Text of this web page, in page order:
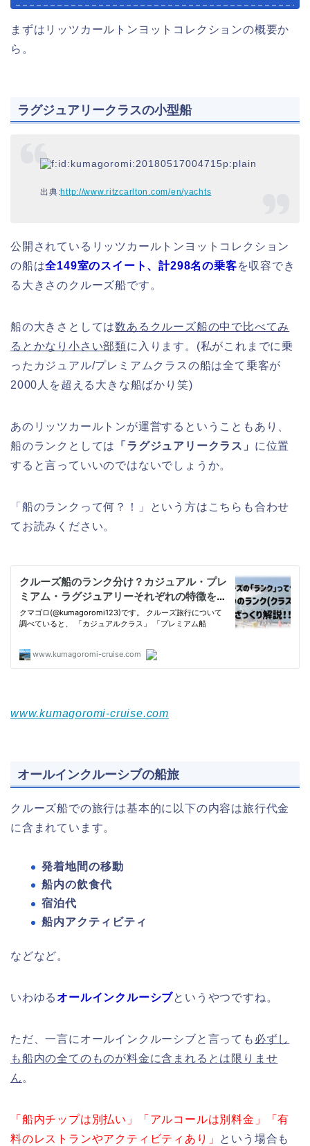
まずはリッツカールトンヨットコレクションの概要か
ら。
ラグジュアリークラスの小型船
出典:http://www.ritzcarlton.com/en/yachts
公開されているリッツカールトンヨットコレクション
の船は全149室のスイート、計298名の乗客を収容でき
る大きさのクルーズ船です。
船の大きさとしては数あるクルーズ船の中で比べてみ
るとかなり小さい部類に入ります。(私がこれまでに乗
ったカジュアル/プレミアムクラスの船は全て乗客が
2000人を超える大きな船ばかり笑)
あのリッツカールトンが運営するということもあり、
船のランクとしては
「ラグジュアリークラス」 に位置
すると言っていいのではないでしょうか。
「船のランクって何？！」という方はこちらも合わせ
てお読みください。
www.kumagoromi-cruise.com
オールインクルーシブの船旅
クルーズ船での旅行は基本的に以下の内容は旅行代金
に含まれています。
発着地間の移動
船内の飲食代
宿泊代
船内アクティビティ
などなど。
いわゆる オールインクルーシブというやつですね。
ただ、一言にオールインクルーシブと言っても 必ずし
も船内の全てのものが料金に含まれるとは限りませ
ん 。
「船内チップは別払い」「アルコールは別料金」「有
料のレストランやアクティビティあり」 という場合も